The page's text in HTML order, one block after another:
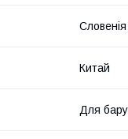
Словенія
Китай
Для